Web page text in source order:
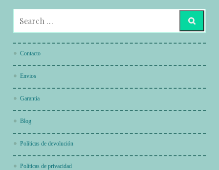
Contacto
Envios
Garantia
Blog
Políticas de devolución
Políticas de privacidad